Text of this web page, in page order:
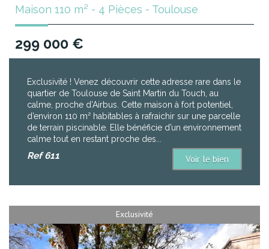
Maison 110 m² - 4 Pièces - Toulouse
299 000 €
Exclusivité ! Venez découvrir cette adresse rare dans le
quartier de Toulouse de Saint Martin du Touch, au
calme, proche d’Airbus. Cette maison à fort potentiel,
d’environ 110 m² habitables à rafraichir sur une parcelle
de terrain piscinable. Elle bénéficie d’un environnement
calme tout en restant proche des...
Ref611 Voir le bien
Exclusivité